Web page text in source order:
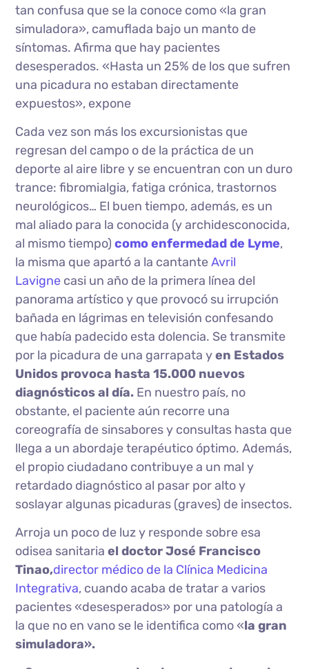
tan confusa que se la conoce como «la gran
simuladora», camuflada bajo un manto de
síntomas. Afirma que hay pacientes
desesperados. «Hasta un 25% de los que sufren
una picadura no estaban directamente
expuestos», expone
Cada vez son más los excursionistas que
regresan del campo o de la práctica de un
deporte al aire libre y se encuentran con un duro
trance: fibromialgia, fatiga crónica, trastornos
neurológicos… El buen tiempo, además, es un
mal aliado para la conocida (y archidesconocida,
al mismo tiempo)como enfermedad de Lyme,
la misma que apartó a la cantanteAvril
Lavigne casi un año de la primera línea del
panorama artístico y que provocó su irrupción
bañada en lágrimas en televisión confesando
que había padecido esta dolencia. Se transmite
por la picadura de una garrapata yen Estados
Unidos provoca hasta 15.000 nuevos
diagnósticos al día. En nuestro país, no
obstante, el paciente aún recorre una
coreografía de sinsabores y consultas hasta que
llega a un abordaje terapéutico óptimo. Además,
el propio ciudadano contribuye a un mal y
retardado diagnóstico al pasar por alto y
soslayar algunas picaduras (graves) de insectos.
Arroja un poco de luz y responde sobre esa
odisea sanitaria el doctor José Francisco
Tinao,director médico de la Clínica Medicina
Integrativa, cuando acaba de tratar a varios
pacientes «desesperados» por una patología a
la que no en vano se le identifica como «la gran
simuladora».